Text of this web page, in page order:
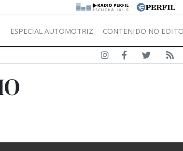
|
ESPECIAL AUTOMOTRIZ CONTENIDO NO